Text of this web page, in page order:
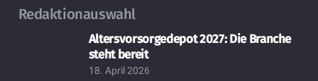
Redaktionauswahl
Altersvorsorgedepot 2027: Die Branche
steht bereit
18. April 2026